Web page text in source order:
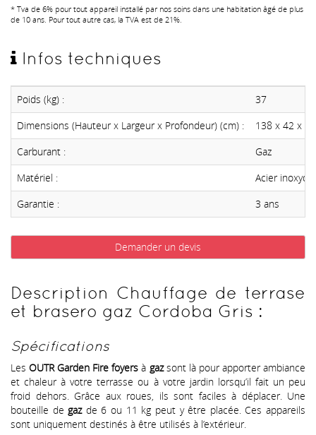
* Tva de 6% pour tout appareil installé par nos soins dans une habitation âgé de plus
de 10 ans. Pour tout autre cas, la TVA est de 21%.
Infos techniques
Poids (kg) :
37
Dimensions (Hauteur x Largeur x Profondeur) (cm) :
138 x 42 x 42
Carburant :
Gaz
Matériel :
Acier
Garantie :
3 ans
Demander un devis
Description Chauffage de terrase
et brasero gaz Cordoba Gris :
Spécifications
LesOUTR Garden Fire foyers à gazsont là pour apporter ambiance
et chaleur à votre terrasse ou à votre jardin lorsqu’il fait un peu
froid dehors. Grâce aux roues, ils sont faciles à déplacer. Une
bouteille de gazde 6 ou 11 kg peut y être placée. Ces appareils
sont uniquement destinés à être utilisés à l’extérieur.